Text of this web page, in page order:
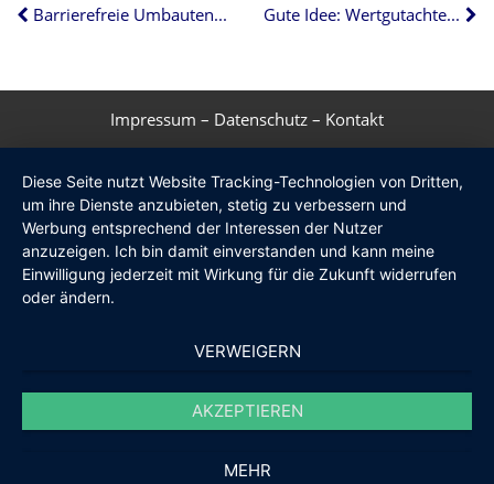
Barrierefreie Umbauten: KfW vergibt wieder Zuschüsse
Gute Idee: Wertgutachten für Immobilie
Impressum – Datenschutz – Kontakt
Diese Seite nutzt Website Tracking-Technologien von Dritten,
um ihre Dienste anzubieten, stetig zu verbessern und
Werbung entsprechend der Interessen der Nutzer
anzuzeigen. Ich bin damit einverstanden und kann meine
Einwilligung jederzeit mit Wirkung für die Zukunft widerrufen
oder ändern.
VERWEIGERN
AKZEPTIEREN
MEHR